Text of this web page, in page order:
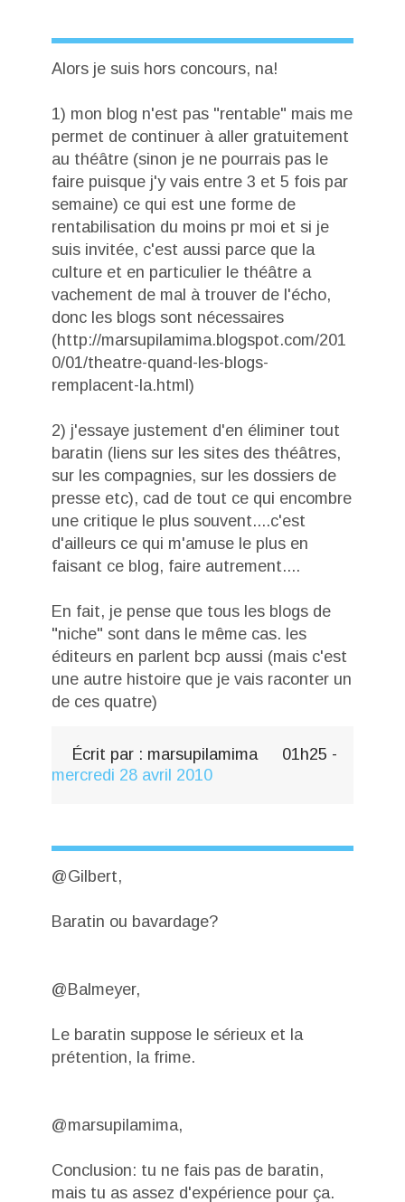
Alors je suis hors concours, na!
1) mon blog n'est pas "rentable" mais me
permet de continuer à aller gratuitement
au théâtre (sinon je ne pourrais pas le
faire puisque j'y vais entre 3 et 5 fois par
semaine) ce qui est une forme de
rentabilisation du moins pr moi et si je
suis invitée, c'est aussi parce que la
culture et en particulier le théâtre a
vachement de mal à trouver de l'écho,
donc les blogs sont nécessaires
(http://marsupilamima.blogspot.com/201
0/01/theatre-quand-les-blogs-
remplacent-la.html)
2) j'essaye justement d'en éliminer tout
baratin (liens sur les sites des théâtres,
sur les compagnies, sur les dossiers de
presse etc), cad de tout ce qui encombre
une critique le plus souvent....c'est
d'ailleurs ce qui m'amuse le plus en
faisant ce blog, faire autrement....
En fait, je pense que tous les blogs de
"niche" sont dans le même cas. les
éditeurs en parlent bcp aussi (mais c'est
une autre histoire que je vais raconter un
de ces quatre)
Écrit par : marsupilamima 01h25 -
mercredi 28 avril 2010
@Gilbert,
Baratin ou bavardage?
@Balmeyer,
Le baratin suppose le sérieux et la
prétention, la frime.
@marsupilamima,
Conclusion: tu ne fais pas de baratin,
mais tu as assez d'expérience pour ça.